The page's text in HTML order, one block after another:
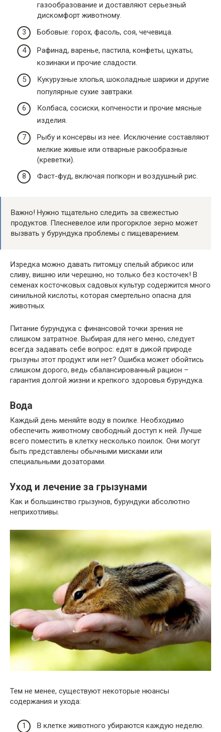
газообразование и доставляют серьезный
дискомфорт животному.
Бобовые: горох, фасоль, соя, чечевица.
Рафинад, варенье, пастила, конфеты, цукаты,
козинаки и прочие сладости.
Кукурузные хлопья, шоколадные шарики и другие
популярные сухие завтраки.
Колбаса, сосиски, копчености и прочие мясные
изделия.
Рыбу и консервы из нее. Исключение составляют
мелкие живые или отварные ракообразные
(креветки).
Фаст-фуд, включая попкорн и воздушный рис.
Важно! Нужно тщательно следить за свежестью
продуктов. Плесневелое или прогорклое зерно может
вызвать у бурундука проблемы с пищеварением.
Изредка можно давать питомцу спелый абрикос или
сливу, вишню или черешню, но только без косточек! В
семенах косточковых садовых культур содержится много
синильной кислоты, которая смертельно опасна для
животных.
Питание бурундука с финансовой точки зрения не
слишком затратное. Выбирая для него меню, следует
всегда задавать себе вопрос: едят в дикой природе
грызуны этот продукт или нет? Ошибка может обойтись
слишком дорого, ведь сбалансированный рацион –
гарантия долгой жизни и крепкого здоровья бурундука.
Вода
Каждый день меняйте воду в поилке. Необходимо
обеспечить животному свободный доступ к ней. Лучше
всего поместить в клетку несколько поилок. Они могут
быть представлены обычными мисками или
специальными дозаторами.
Уход и лечение за грызунами
Как и большинство грызунов, бурундуки абсолютно
неприхотливы.
Тем не менее, существуют некоторые нюансы
содержания и ухода:
В клетке животного убираются каждую неделю.